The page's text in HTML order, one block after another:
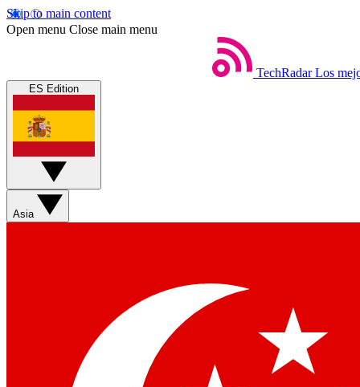
Skip to main content
Open menu Close main menu
TechRadar Los
ES Edition
Asia